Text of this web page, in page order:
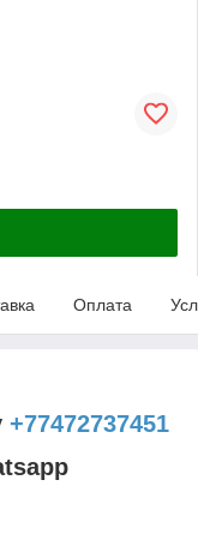
Оплата
+77472737451